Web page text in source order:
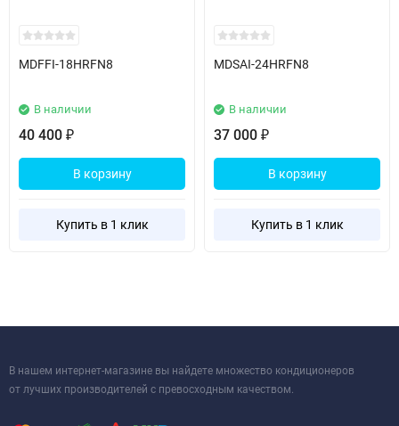
MDFFI-18HRFN8
В наличии
40 400 ₽
В корзину
Купить в 1 клик
MDSAI-24HRFN8
В наличии
37 000 ₽
В корзину
Купить в 1 клик
В нашем интернет-магазине вы найдете множество кондиционеров
от лучших производителей с превосходным качеством.